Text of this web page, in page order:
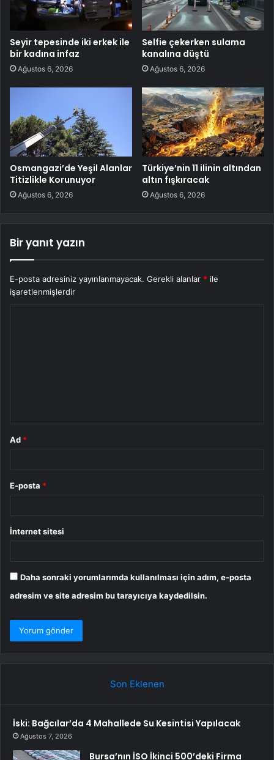
Seyir tepesinde iki erkek ile
bir kadına infaz
Ağustos 6, 2026
Selfie çekerken sulama
kanalına düştü
Ağustos 6, 2026
Osmangazi’de Yeşil Alanlar
Titizlikle Korunuyor
Ağustos 6, 2026
Türkiye’nin 11 ilinin altından
altın fışkıracak
Ağustos 6, 2026
Bir yanıt yazın
E-posta adresiniz yayınlanmayacak. Gerekli alanlar * ile
işaretlenmişlerdir
Ad *
E-posta *
İnternet sitesi
Daha sonraki yorumlarımda kullanılması için adım, e-posta
adresim ve site adresim bu tarayıcıya kaydedilsin.
Son Eklenen
İski: Bağcılar’da 4 Mahallede Su Kesintisi Yapılacak
Ağustos 7, 2026
Bursa’nın İSO İkinci 500’deki Firma